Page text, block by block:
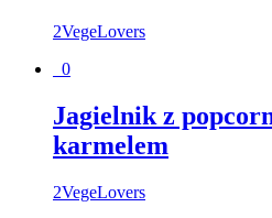
2VegeLovers
0
Jagielnik z
karmelem
2VegeLovers